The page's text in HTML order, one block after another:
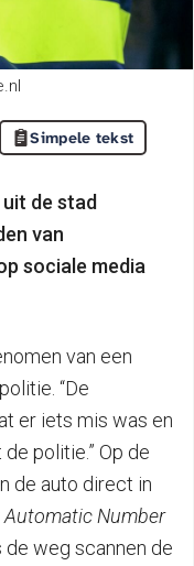
Simpele tekst
de stad
van
sociale media
van een
“De
er iets mis was en
politie.” Op de
de auto direct in
Automatic Number
de weg scannen de